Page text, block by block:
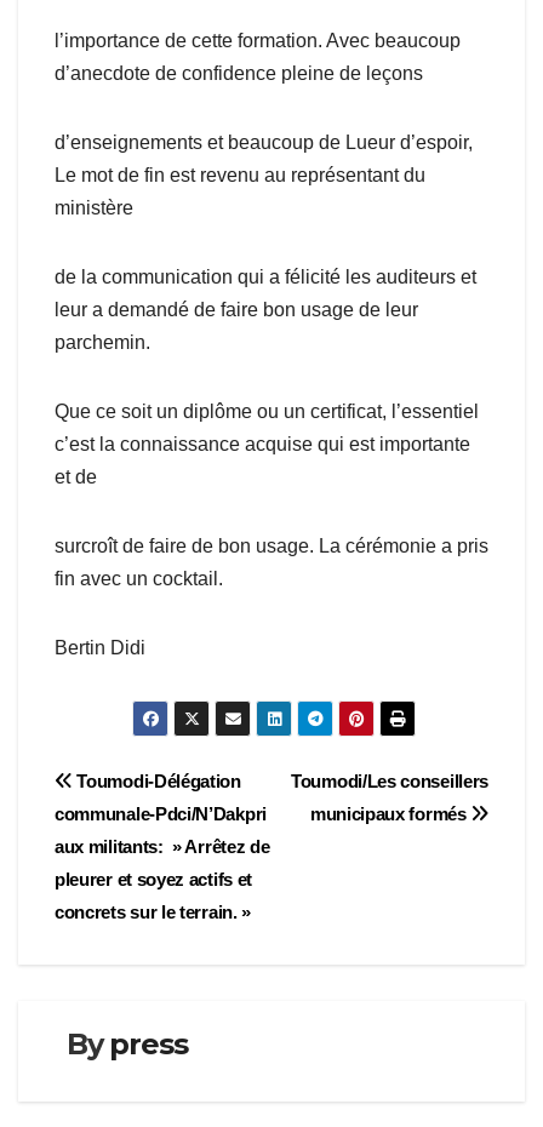
l’importance de cette formation. Avec beaucoup
d’anecdote de confidence pleine de leçons
d’enseignements et beaucoup de Lueur d’espoir,
Le mot de fin est revenu au représentant du
ministère
de la communication qui a félicité les auditeurs et
leur a demandé de faire bon usage de leur
parchemin.
Que ce soit un diplôme ou un certificat, l’essentiel
c’est la connaissance acquise qui est importante
et de
surcroît de faire de bon usage. La cérémonie a pris
fin avec un cocktail.
Bertin Didi
Navigation
de
l’article
Toumodi/Les conseillers
municipaux formés
Toumodi-Délégation
communale-Pdci/N’Dakpri
aux militants: » Arrêtez de
pleurer et soyez actifs et
concrets sur le terrain. »
Bypress